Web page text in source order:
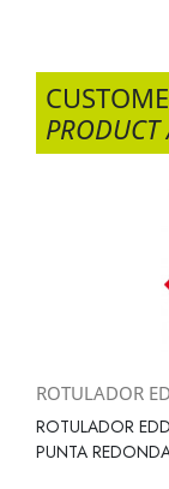
ROTULADOR
ROTULADOR
PUNTA